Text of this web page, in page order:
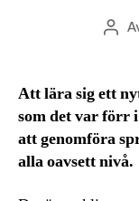
Att lära sig ett
som det var förr
att genomföra
alla oavsett nivå.